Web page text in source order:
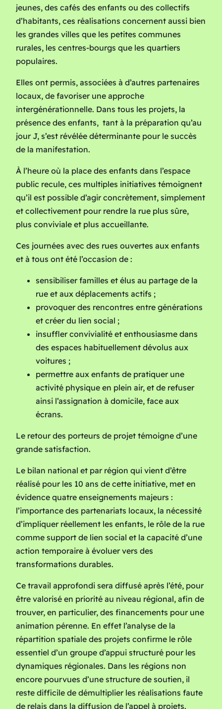
jeunes, des cafés des enfants ou des collectifs
d’habitants, ces réalisations concernent aussi bien
les grandes villes que les petites communes
rurales, les centres-bourgs que les quartiers
populaires.
Elles ont permis, associées à d’autres partenaires
locaux, de favoriser une approche
intergénérationnelle. Dans tous les projets, la
présence des enfants, tant à la préparation qu’au
jour J, s’est révélée déterminante pour le succès
de la manifestation.
À l’heure où la place des enfants dans l’espace
public recule, ces multiples initiatives témoignent
qu’il est possible d’agir concrètement, simplement
et collectivement pour rendre la rue plus sûre,
plus conviviale et plus accueillante.
Ces journées avec des rues ouvertes aux enfants
et à tous ont été l’occasion de :
sensibiliser familles et élus au partage de la
rue et aux déplacements actifs ;
provoquer des rencontres entre générations
et créer du lien social ;
insuffler convivialité et enthousiasme dans
des espaces habituellement dévolus aux
voitures ;
permettre aux enfants de pratiquer une
activité physique en plein air, et de refuser
ainsi l’assignation à domicile, face aux
écrans.
Le retour des porteurs de projet témoigne d’une
grande satisfaction.
Le bilan national et par région qui vient d’être
réalisé pour les 10 ans de cette initiative, met en
évidence quatre enseignements majeurs :
l’importance des partenariats locaux, la nécessité
d’impliquer réellement les enfants, le rôle de la rue
comme support de lien social et la capacité d’une
action temporaire à évoluer vers des
transformations durables.
Ce travail approfondi sera diffusé après l’été, pour
être valorisé en priorité au niveau régional, afin de
trouver, en particulier, des financements pour une
animation pérenne. En effet l’analyse de la
répartition spatiale des projets confirme le rôle
essentiel d’un groupe d’appui structuré pour les
dynamiques régionales. Dans les régions non
encore pourvues d’une structure de soutien, il
reste difficile de démultiplier les réalisations faute
de relais dans la diffusion de l’appel à projets.